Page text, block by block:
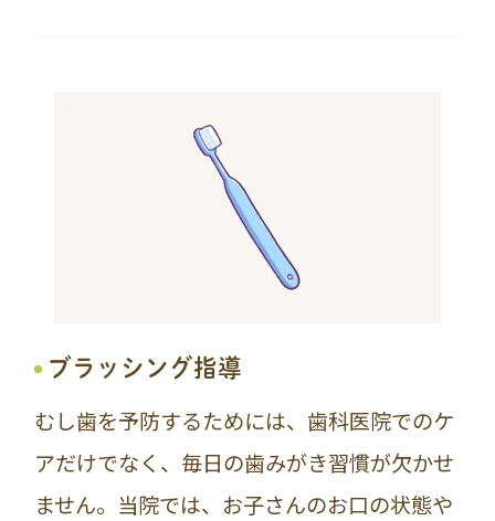
ブラッシング指導
むし歯を予防するためには、歯科医院でのケ
アだけでなく、毎日の歯みがき習慣が欠かせ
ません。当院では、お子さんのお口の状態や